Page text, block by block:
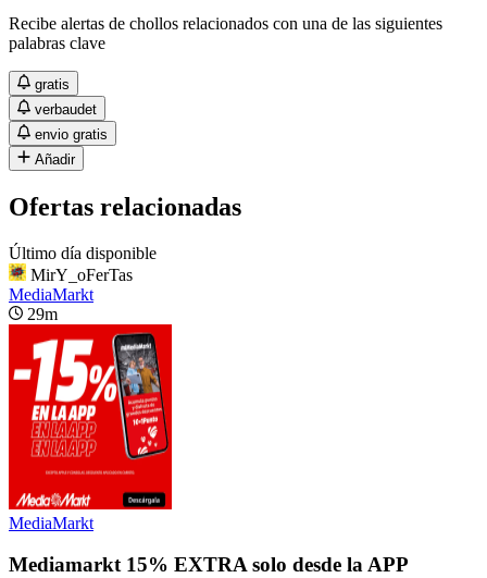
Recibe alertas de chollos relacionados con una de las siguientes
palabras clave
gratis
verbaudet
envio gratis
Añadir
Ofertas relacionadas
Último día disponible
MirY_oFerTas
MediaMarkt
29m
MediaMarkt
Mediamarkt 15% EXTRA solo desde la APP